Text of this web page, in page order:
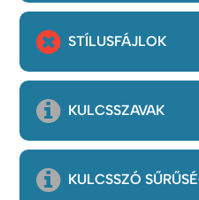
STÍLUSFÁJLOK
KULCSSZAVAK
KULCSSZÓ